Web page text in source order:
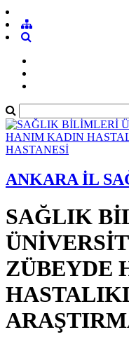
ANKARA İL
SAĞLIK
ZÜBEYDE